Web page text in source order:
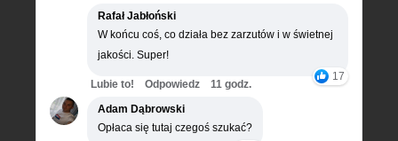
Rafał Jabłoński
W końcu coś, co działa bez zarzutów i w świetnej
jakości. Super!
17
Lubie to! Odpowiedz
11 godz.
Adam Dąbrowski
Opłaca się tutaj czegoś szukać?